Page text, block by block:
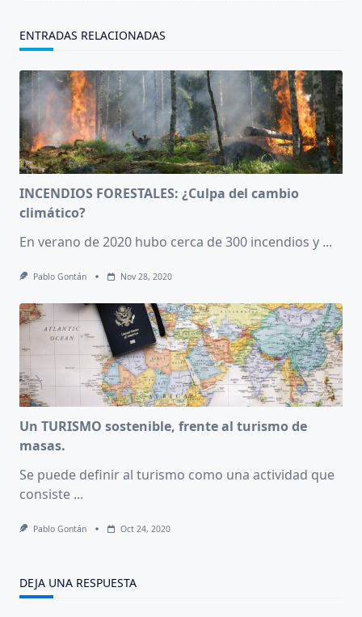
ENTRADAS RELACIONADAS
INCENDIOS FORESTALES: ¿Culpa del cambio
climático?
En verano de 2020 hubo cerca de 300 incendios y ...
Pablo Gontán Nov 28, 2020
Un TURISMO sostenible, frente al turismo de
masas.
Se puede definir al turismo como una actividad que
consiste ...
Pablo Gontán Oct 24, 2020
DEJA UNA RESPUESTA